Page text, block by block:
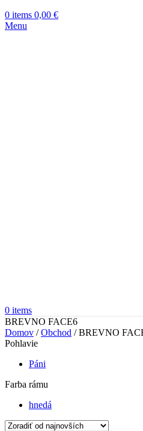
0 items 0,00 €
Menu
0 items
BREVNO FACE6
Domov /Obchod /BREVNO
Pohlavie
Páni
Farba rámu
hnedá